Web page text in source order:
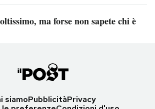
ma forse non sapete chi è
siamoPubblicitàPrivacy